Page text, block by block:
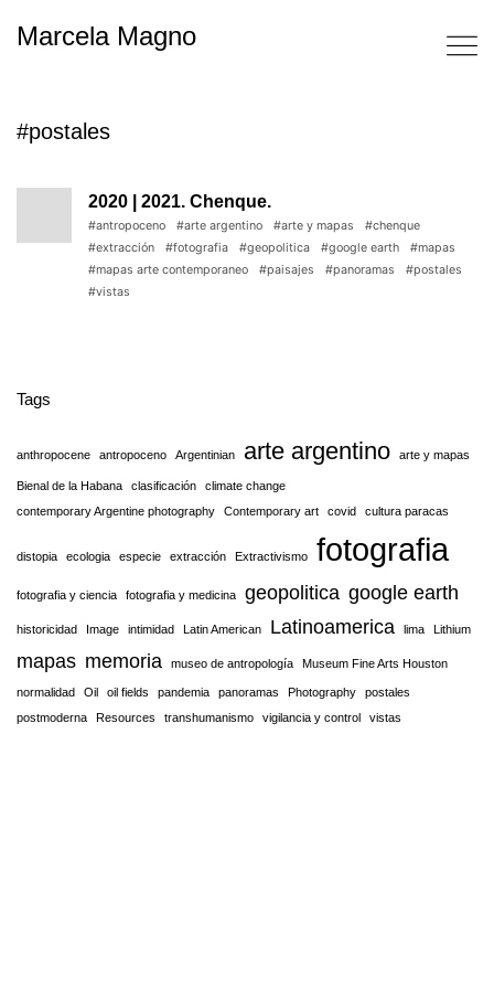
Marcela Magno
#postales
2020 | 2021. Chenque.
#antropoceno #arte argentino #arte y mapas
#chenque
#extracción
#fotografia #geopolitica #google earth
#mapas
#mapas arte contemporaneo
#paisajes #panoramas
#postales
#vistas
Tags
anthropocene antropoceno Argentinian arte argentino arte y mapas
Bienal de la Habana clasificación
climate change
contemporary Argentine photography
Contemporary art covid cultura paracas
distopia ecologia especie extracción Extractivismo fotografia
fotografia y ciencia fotografia y medicina geopolitica google earth
historicidad Image intimidad Latin American Latinoamerica lima Lithium
mapas memoria museo de antropología Museum Fine Arts Houston
normalidad Oil oil fields pandemia panoramas Photography
postales
postmoderna
Resources transhumanismo vigilancia y control vistas